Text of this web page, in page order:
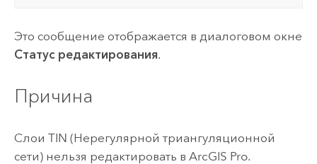
Это сообщение отображается в диалоговом окне
Статус редактирования.
Причина
Слои TIN (Нерегулярной триангуляционной
сети) нельзя редактировать в ArcGIS Pro.